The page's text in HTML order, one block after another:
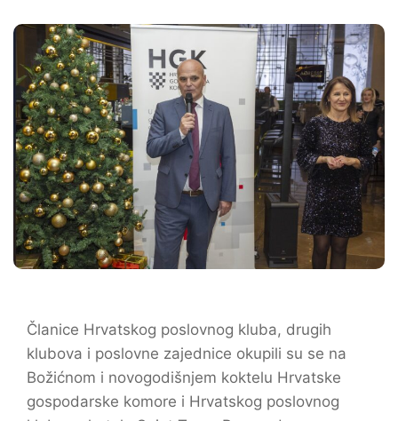
Članice Hrvatskog poslovnog kluba, drugih
klubova i poslovne zajednice okupili su se na
Božićnom i novogodišnjem koktelu Hrvatske
gospodarske komore i Hrvatskog poslovnog